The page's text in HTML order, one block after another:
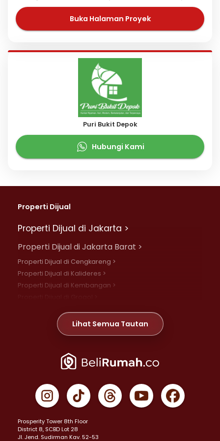
Buka Halaman Proyek
Puri Bukit Depok
Hubungi Kami
Properti Dijual
Properti Dijual di Jakarta >
Properti Dijual di Jakarta Barat >
Properti Dijual di Cengkareng >
Properti Dijual di Kalideres >
Properti Dijual di Kembangan >
Properti Dijual di Meruya >
Properti Dijual di Jelambar >
Properti Dijual di Jakarta Pusat >
Properti Dijual di Gambir >
Properti Dijual di Johar Baru >
Properti Dijual di Menteng >
Properti Dijual di Senen >
Lihat Semua Tautan
Prosperity Tower 8th Floor
District 8, SCBD Lot 28
JI. Jend. Sudirman Kav. 52-53